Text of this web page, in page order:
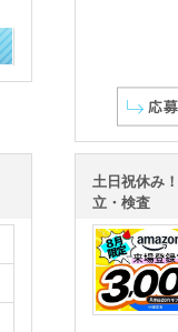
土日祝休み
立・検査